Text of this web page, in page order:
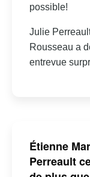
possible!
Julie
Rousseau a
entrevue
Étienne
Perreault